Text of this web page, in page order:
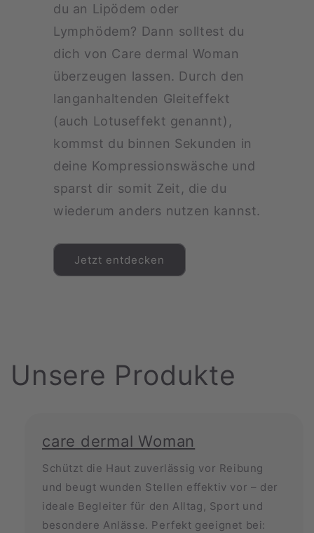
du an Lipödem oder
Lymphödem? Dann solltest du
dich von Care dermal Woman
überzeugen lassen. Durch den
langanhaltenden Gleiteffekt
(auch Lotuseffekt genannt),
kommst du binnen Sekunden in
deine Kompressionswäsche und
sparst dir somit Zeit, die du
wiederum anders nutzen kannst.
Jetzt entdecken
Unsere Produkte
care dermal Woman
Schützt die Haut zuverlässig vor Reibung
und beugt wunden Stellen effektiv vor – der
ideale Begleiter für den Alltag, Sport und
besondere Anlässe. Perfekt geeignet bei: